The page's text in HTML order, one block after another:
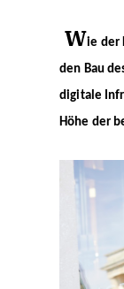
Wie der
den Bau
digitale
Höhe der